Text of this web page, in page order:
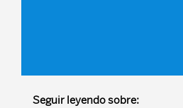
Seguir leyendo sobre: